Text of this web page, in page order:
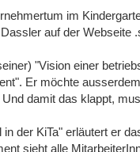
im
auf der Webseite
"Vision einer
Er möchte
damit das klappt,
der KiTa" erläutert er
sieht alle